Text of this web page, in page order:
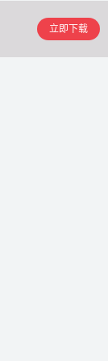
立即下载